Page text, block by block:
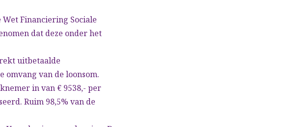
Financiering Sociale
dat deze onder het
uitbetaalde
van de loonsom.
in van € 9538,- per
Ruim 98,5% van de